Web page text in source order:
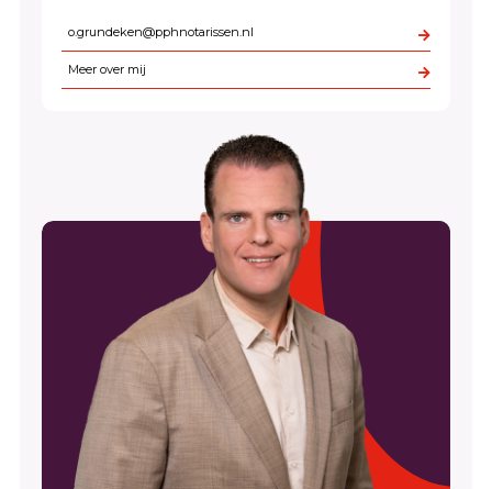
o.grundeken@pphnotarissen.nl
Meer over mij